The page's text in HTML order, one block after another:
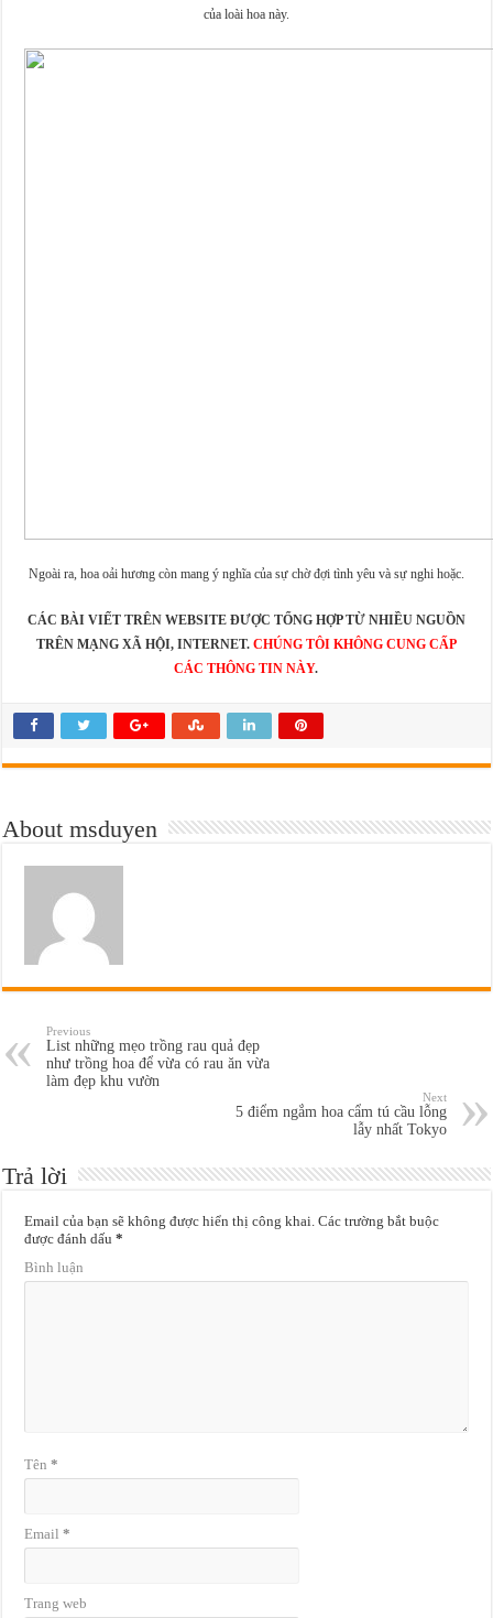
của loài hoa này.
Ngoài ra, hoa oải hương còn mang ý nghĩa của sự chờ đợi tình yêu và sự nghi hoặc.
CÁC BÀI VIẾT TRÊN WEBSITE ĐƯỢC TỔNG HỢP TỪ NHIỀU NGUỒN
TRÊN MẠNG XÃ HỘI, INTERNET. CHÚNG TÔI KHÔNG CUNG CẤP
CÁC THÔNG TIN NÀY.
About msduyen
Previous
List những mẹo trồng rau quả đẹp
như trồng hoa để vừa có rau ăn vừa
làm đẹp khu vườn
Next
5 điểm ngắm hoa cẩm tú cầu lỗng
lẫy nhất Tokyo
Trả lời
Email của bạn sẽ không được hiển thị công khai. Các trường bắt buộc
được đánh dấu*
Bình luận
Tên*
Email*
Trang web